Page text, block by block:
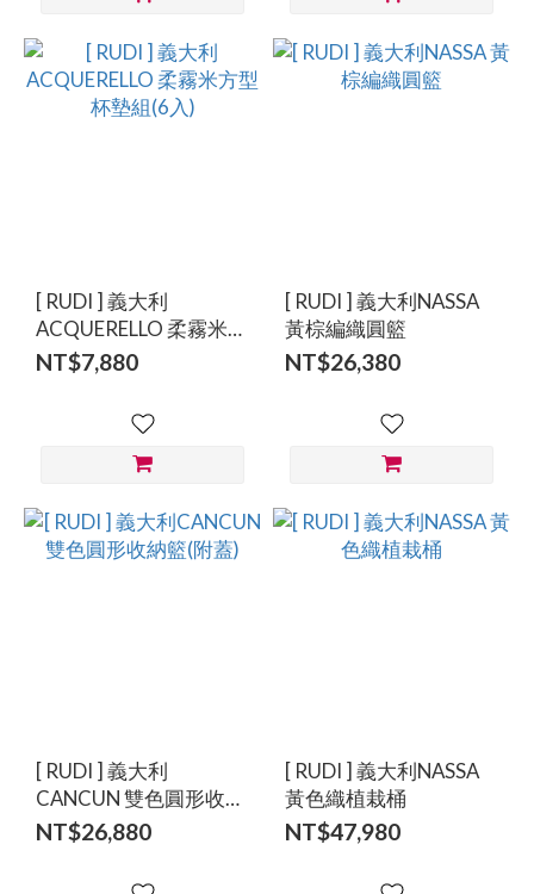
[ RUDI ] 義大利
ACQUERELLO 柔霧米方
型杯墊組(6入)
NT$7,880
[ RUDI ] 義大利NASSA
黃棕編織圓籃
NT$26,380
[ RUDI ] 義大利
CANCUN 雙色圓形收納
籃(附蓋)
NT$26,880
[ RUDI ] 義大利NASSA
黃色織植栽桶
NT$47,980